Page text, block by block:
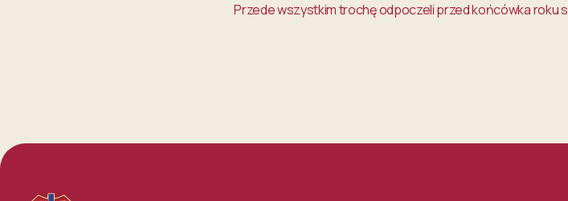
Przede wszystkim trochę odpoczeli przed końcówka roku